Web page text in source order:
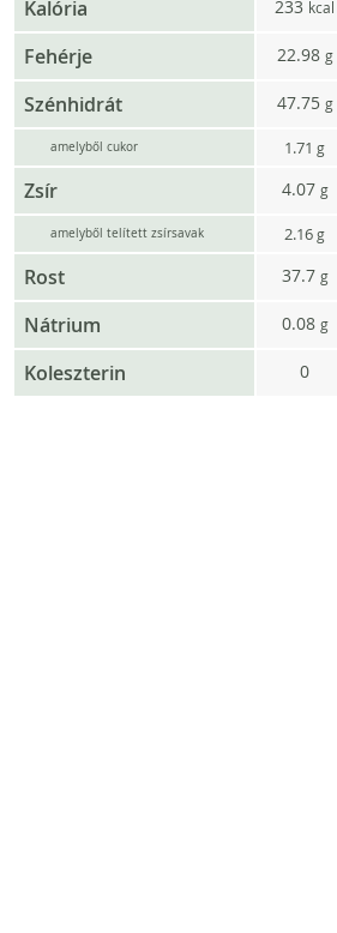
Kalória 233 kcal
Fehérje 22.98 g
Szénhidrát 47.75 g
amelyből cukor 1.71 g
Zsír 4.07 g
amelyből telített zsírsavak 2.16g
Rost 37.7 g
Nátrium 0.08 g
Koleszterin 0